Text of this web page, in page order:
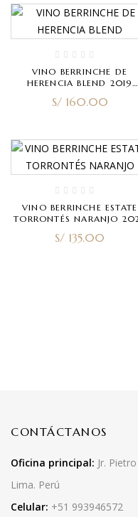
VINO BERRINCHE DE
HERENCIA BLEND 2019
750ML
S/160.00
VINO BERRINCHE ESTATE
TORRONTÉS NARANJO
S/ 135.00
CONTÁCTANOS
Oficina principal: Jr.
Lima. Perú
Celular: +51 993946572